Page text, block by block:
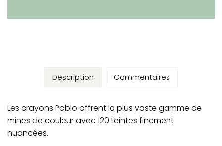
Description
Les crayons Pablo offrent la plus vaste gamme de
mines de couleur avec 120 teintes finement
nuancées.
Commentaires